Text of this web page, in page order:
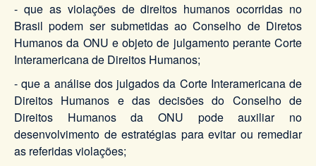
- que as violações de direitos humanos ocorridas no
Brasil podem ser submetidas ao Conselho de Diretos
Humanos da ONU e objeto de julgamento perante Corte
Interamericana de Direitos Humanos;
- que a análise dos julgados da Corte Interamericana de
Direitos Humanos e das decisões do Conselho de
Direitos Humanos da ONU pode auxiliar no
desenvolvimento de estratégias para evitar ou remediar
as referidas violações;